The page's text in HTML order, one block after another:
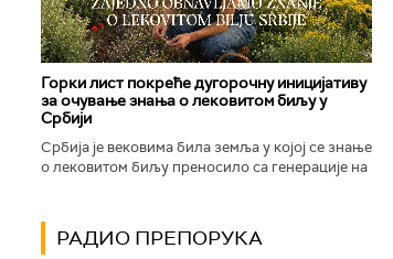
Горки лист покреће дугорочну иницијативу
за очување знања о лековитом биљу у
Србији
Србија је вековима била земља у којој се знање
о лековитом биљу преносило са генерације на
РАДИО ПРЕПОРУКА